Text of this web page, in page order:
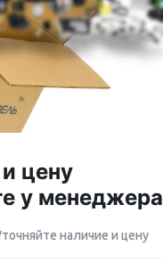
цену
у менеджера
наличие и цену